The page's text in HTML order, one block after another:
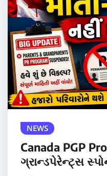
NEWS
Canada PGP
ગ્રાન્ડપેરેન્ટ્સ